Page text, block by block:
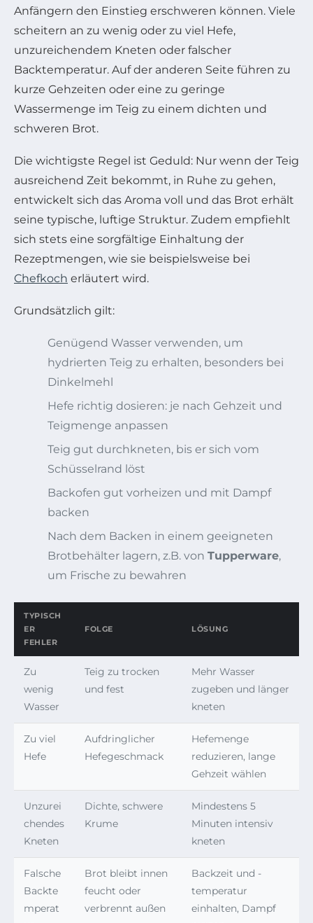
Anfängern den Einstieg erschweren können. Viele
scheitern an zu wenig oder zu viel Hefe,
unzureichendem Kneten oder falscher
Backtemperatur. Auf der anderen Seite führen zu
kurze Gehzeiten oder eine zu geringe
Wassermenge im Teig zu einem dichten und
schweren Brot.
Die wichtigste Regel ist Geduld: Nur wenn der Teig
ausreichend Zeit bekommt, in Ruhe zu gehen,
entwickelt sich das Aroma voll und das Brot erhält
seine typische, luftige Struktur. Zudem empfiehlt
sich stets eine sorgfältige Einhaltung der
Rezeptmengen, wie sie beispielsweise bei
Chefkoch erläutert wird.
Grundsätzlich gilt:
Genügend Wasser verwenden, um
hydrierten Teig zu erhalten, besonders bei
Dinkelmehl
Hefe richtig dosieren: je nach Gehzeit und
Teigmenge anpassen
Teig gut durchkneten, bis er sich vom
Schüsselrand löst
Backofen gut vorheizen und mit Dampf
backen
Nach dem Backen in einem geeigneten
Brotbehälter lagern, z.B. von Tupperware,
um Frische zu bewahren
TYPISCH
ER
FEHLER
FOLGE LÖSUNG
Zu
wenig
Wasser
Teig zu trocken
und fest
Mehr Wasser
zugeben und länger
kneten
Zu viel
Hefe
Aufdringlicher
Hefegeschmack
Hefemenge
reduzieren, lange
Gehzeit wählen
Unzurei
chendes
Kneten
Dichte, schwere
Krume
Mindestens 5
Minuten intensiv
kneten
Falsche
Backte
mperat
Brot bleibt innen
feucht oder
verbrennt außen
Backzeit und -
temperatur
einhalten, Dampf